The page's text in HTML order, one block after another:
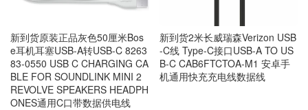
新到货原装正品灰色50厘米Bos
e耳机耳塞USB-A转USB-C 8263
83-0550 USB C CHARGING CA
BLE FOR SOUNDLINK MINI 2
REVOLVE SPEAKERS HEADPH
ONES通用C口带数据供电线
新到货2米长威瑞森Verizon USB
-C线 Type-C接口USB-A TO US
B-C CAB6FTCTOA-M1 安卓手
机通用快充充电线数据线